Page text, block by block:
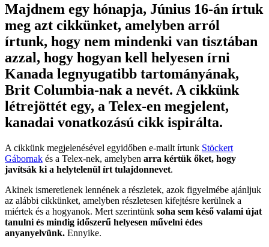
Majdnem egy hónapja, Június 16-án írtuk
meg azt cikkünket, amelyben arról
írtunk, hogy nem mindenki van tisztában
azzal, hogy hogyan kell helyesen írni
Kanada legnyugatibb tartományának,
Brit Columbia-nak a nevét. A cikkünk
létrejöttét egy, a Telex-en megjelent,
kanadai vonatkozású cikk ispirálta.
A cikkünk megjelenésével egyidőben e-mailt írtunk Stöckert
Gábornak és a Telex-nek, amelyben arra kértük őket, hogy
javítsák ki a helytelenül írt tulajdonnevet.
Akinek ismeretlenek lennének a részletek, azok figyelmébe ajánljuk
az alábbi cikkünket, amelyben részletesen kifejtésre kerülnek a
miértek és a hogyanok. Mert szerintünk soha sem késő valami újat
tanulni és mindig időszerű helyesen művelni édes
anyanyelvünk. Ennyike.